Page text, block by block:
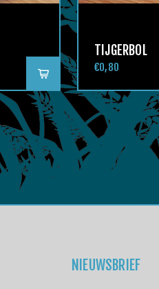
TIJGERBOL
€0,80
NIEUWSBRIEF